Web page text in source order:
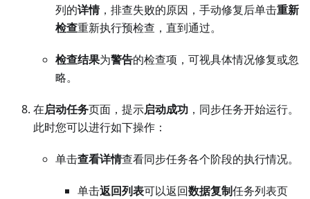
列的详情，排查失败的原因，手动修复后单击重新
检查重新执行预检查，直到通过。
检查结果为警告的检查项，可视具体情况修复或忽
略。
在启动任务页面，提示启动成功 ，同步任务开始运行。
此时您可以进行如下操作：
单击查看详情查看同步任务各个阶段的执行情况。
单击返回列表可以返回数据复制任务列表页